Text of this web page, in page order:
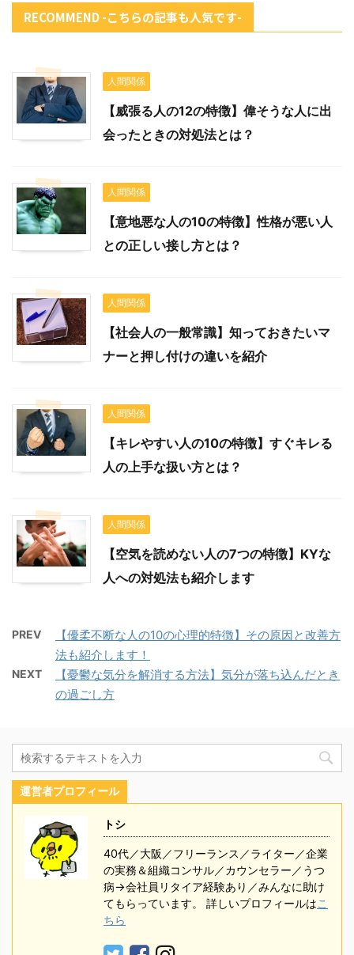
RECOMMEND -こちらの記事も人気です-
人間関係
【威張る人の12の特徴】偉そうな人に出
会ったときの対処法とは？
人間関係
【意地悪な人の10の特徴】性格が悪い人
との正しい接し方とは？
人間関係
【社会人の一般常識】知っておきたいマ
ナーと押し付けの違いを紹介
人間関係
【キレやすい人の10の特徴】すぐキレる
人の上手な扱い方とは？
人間関係
【空気を読めない人の7つの特徴】KYな
人への対処法も紹介します
PREV
【優柔不断な人の10の心理的特徴】その原因と改善方
法も紹介します！
NEXT
【憂鬱な気分を解消する方法】気分が落ち込んだとき
の過ごし方
運営者プロフィール
トシ
40代／大阪／フリーランス／ライター／企業
の実務＆組織コンサル／カウンセラー／うつ
病→会社員リタイア経験あり／みんなに助け
てもらっています。 詳しいプロフィールはこ
ちら